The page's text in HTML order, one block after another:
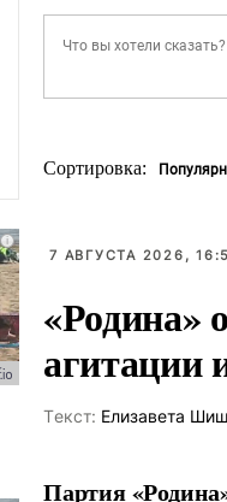
Сортировка:
7 АВГУСТА 2026,
«Родина»
агитации
Tекст: Елизавета
Партия